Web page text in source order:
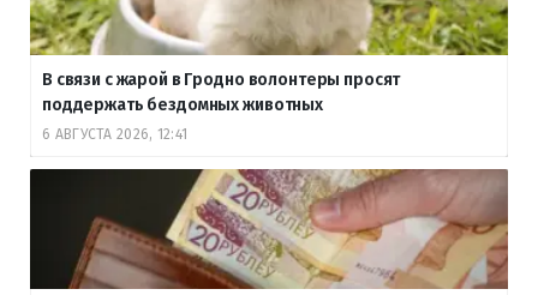
В связи с жарой в Гродно волонтеры просят
поддержать бездомных животных
6 АВГУСТА 2026, 12:41